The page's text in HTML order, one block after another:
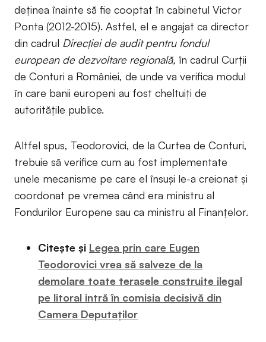
deținea înainte să fie cooptat în cabinetul Victor
Ponta (2012-2015). Astfel, el e angajat ca director
din cadrul Direcției de audit pentru fondul
european de dezvoltare regională, în cadrul Curții
de Conturi a României, de unde va verifica modul
în care banii europeni au fost cheltuiți de
autoritățile publice.
Altfel spus, Teodorovici, de la Curtea de Conturi,
trebuie să verifice cum au fost implementate
unele mecanisme pe care el însuși le-a creionat și
coordonat pe vremea când era ministru al
Fondurilor Europene sau ca ministru al Finanțelor.
Citește și Legea prin care Eugen
Teodorovici vrea să salveze de la
demolare toate terasele construite ilegal
pe litoral intră în comisia decisivă din
Camera Deputaților